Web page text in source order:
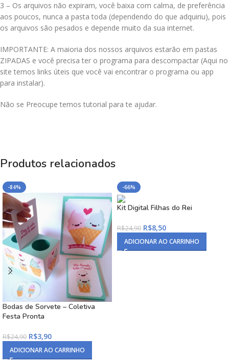
3 – Os arquivos não expiram, você baixa com calma, de preferência
aos poucos, nunca a pasta toda (dependendo do que adquiriu), pois
os arquivos são pesados e depende muito da sua internet.
IMPORTANTE: A maioria dos nossos arquivos estarão em pastas
ZIPADAS e você precisa ter o programa para descompactar (Aqui no
site temos links úteis que você vai encontrar o programa ou app
para instalar).
Não se Preocupe temos tutorial para te ajudar.
Produtos relacionados
-84%
Bodas de Sorvete – Coletiva
Festa Pronta
R$24,90 R$3,90
ADICIONAR AO CARRINHO
-66%
Kit Digital Filhas do Rei
R$24,90 R$8,50
ADICIONAR AO CARRINHO